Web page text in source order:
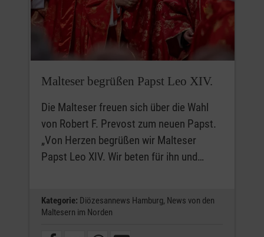
Malteser begrüßen Papst Leo XIV.
Die Malteser freuen sich über die Wahl
von Robert F. Prevost zum neuen Papst.
„Von Herzen begrüßen wir Malteser
Papst Leo XIV. Wir beten für ihn und…
Kategorie: Diözesannews Hamburg, News von den
Maltesern im Norden